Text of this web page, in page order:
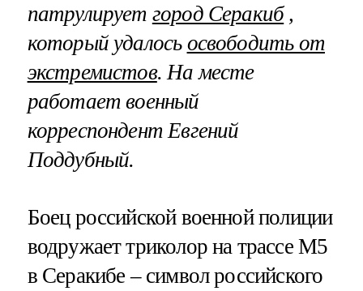
патрулирует город Серакиб,
который удалось освободить от
экстремистов. На месте
работает военный
корреспондент Евгений
Поддубный.
Боец российской военной полиции
водружает триколор на трассе М5
в Серакибе – символ российского